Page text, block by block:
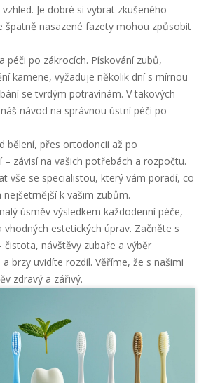
Je dobré si vybrat zkušeného
nasazené fazety mohou způsobit
péči po zákrocích. Pískování zubů,
kamene, vyžaduje několik dní s mírnou
se tvrdým potravinám. V takových
návod na správnou ústní péči po
bělení, přes ortodoncii až po
závisí na vašich potřebách a rozpočtu.
vše se specialistou, který vám poradí, co
k vašim zubům.
úsměv výsledkem každodenní péče,
estetických úprav. Začněte s
čistota, návštěvy zubaře a výběr
brzy uvidíte rozdíl. Věříme, že s našimi
zdravý a zářivý.